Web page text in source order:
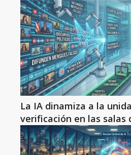
La IA dinamiza a la
verificación en las salas